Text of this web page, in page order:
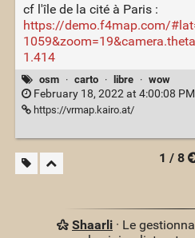
cf l'île de la cité à Paris :
https://demo.f4map.com/
1.414
osm · carto · libre · wow
February 18, 2022 at 4:00:08 PM
https://vrmap.kairo.at/
1 / 8
Shaarli· Le